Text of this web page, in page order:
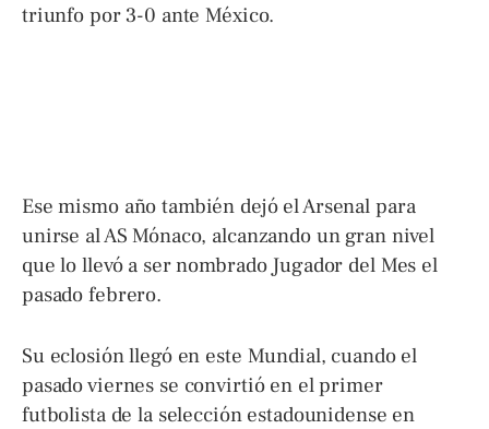
triunfo por 3-0 ante México.
Ese mismo año también dejó el Arsenal para
unirse al AS Mónaco, alcanzando un gran nivel
que lo llevó a ser nombrado Jugador del Mes el
pasado febrero.
Su eclosión llegó en este Mundial, cuando el
pasado viernes se convirtió en el primer
futbolista de la selección estadounidense en